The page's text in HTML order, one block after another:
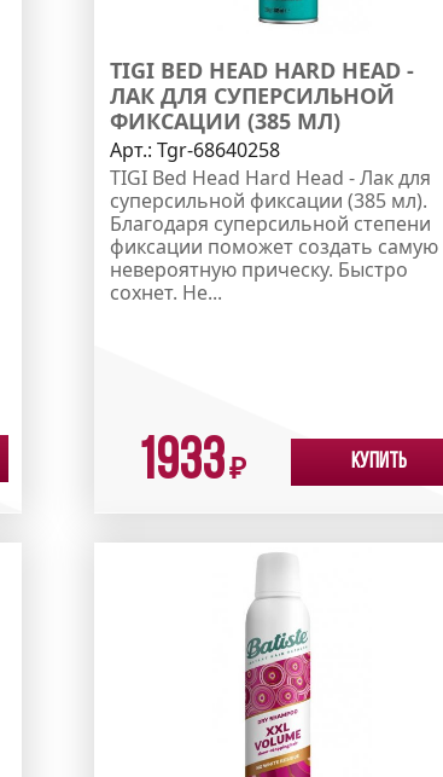
TIGI BED HEAD HARD HEAD -
ЛАК ДЛЯ СУПЕРСИЛЬНОЙ
ФИКСАЦИИ (385 МЛ)
Арт.:Tgr-68640258
TIGI Bed Head Hard Head - Лак для
суперсильной фиксации (385 мл).
Благодаря суперсильной степени
фиксации поможет создать самую
невероятную прическу. Быстро
сохнет. Не...
1933₽ Купить